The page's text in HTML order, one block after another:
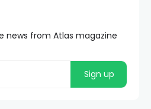
news from Atlas magazine